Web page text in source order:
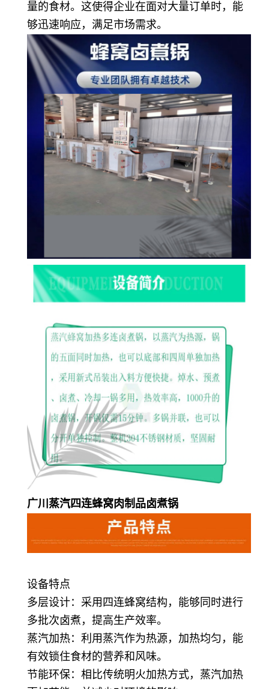
量的食材。这使得企业在面对大量订单时，能
够迅速响应，满足市场需求。
广川蒸汽四连蜂窝肉制品卤煮锅
设备特点
多层设计：采用四连蜂窝结构，能够同时进行
多批次卤煮，提高生产效率。
蒸汽加热：利用蒸汽作为热源，加热均匀，能
有效锁住食材的营养和风味。
节能环保：相比传统明火加热方式，蒸汽加热